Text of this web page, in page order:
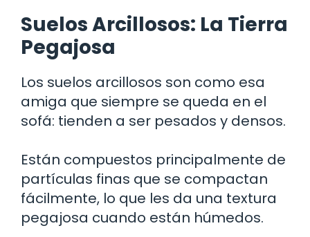
Suelos Arcillosos: La Tierra
Pegajosa
Los suelos arcillosos son como esa
amiga que siempre se queda en el
sofá: tienden a ser pesados y densos.
Están compuestos principalmente de
partículas finas que se compactan
fácilmente, lo que les da una textura
pegajosa cuando están húmedos.